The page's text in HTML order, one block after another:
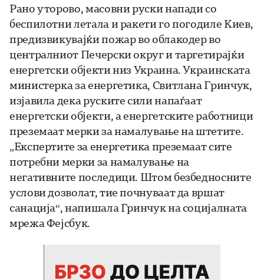
Рано уторово, масовни руски напади со
беспилотни летала и ракети го погодиле Киев,
предизвикувајќи пожар во облакодер во
централниот Печерски округ и таргетирајќи
енергетски објекти низ Украина. Украинската
министерка за енергетика, Свитлана Гринчук,
изјавила дека руските сили напаѓаат
енергетски објекти, а енергетските работници
преземаат мерки за намалување на штетите.
„Експертите за енергетика преземаат сите
потребни мерки за намалување на
негативните последици. Штом безбедносните
услови дозволат, тие почнуваат да вршат
санација“, напишала Гринчук на социјалната
мрежа Фејсбук.